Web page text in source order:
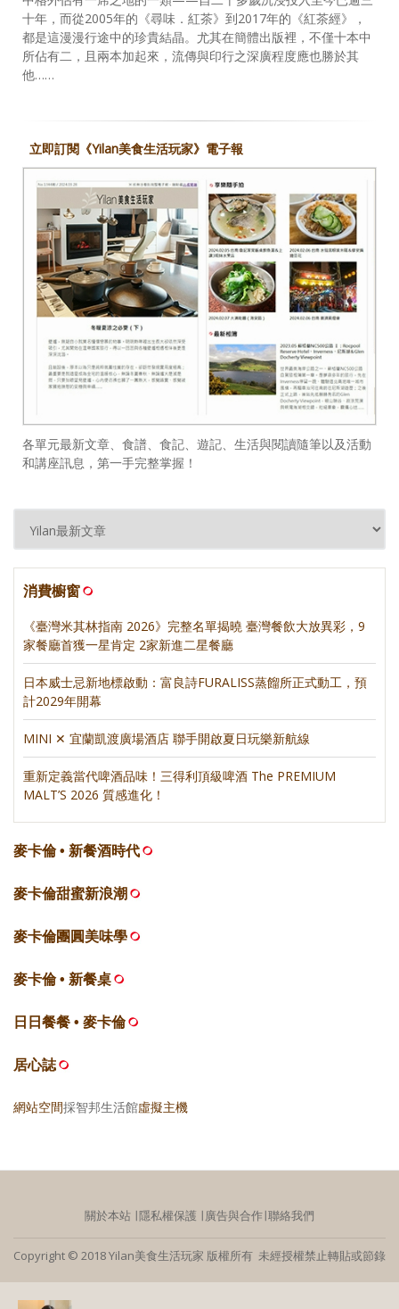
十年，而從2005年的《尋味．紅茶》到2017年的《紅茶經》，
都是這漫漫行途中的珍貴結晶。尤其在簡體出版裡，不僅十本中
所佔有二，且兩本加起來，流傳與印行之深廣程度應也勝於其
他……
立即訂閱《Yilan美食生活玩家》電子報
各單元最新文章、食譜、食記、遊記、生活與閱讀隨筆以及活動
和講座訊息，第一手完整掌握！
消費櫥窗
《臺灣米其林指南 2026》完整名單揭曉 臺灣餐飲大放異彩，9
家餐廳首獲一星肯定 2家新進二星餐廳
日本威士忌新地標啟動：富良詩FURALISS蒸餾所正式動工，預
計2029年開幕
MINI ✕ 宜蘭凱渡廣場酒店 聯手開啟夏日玩樂新航線
重新定義當代啤酒品味！三得利頂級啤酒 The PREMIUM
MALT’S 2026 質感進化！
麥卡倫 • 新餐酒時代
麥卡倫甜蜜新浪潮
麥卡倫團圓美味學
麥卡倫 • 新餐桌
日日餐餐 • 麥卡倫
居心誌
網站空間採智邦生活館虛擬主機
關於本站 ∣隱私權保護 ∣廣告與合作∣聯絡我們
Copyright © 2018 Yilan美食生活玩家 版權所有 未經授權禁止轉貼或節錄